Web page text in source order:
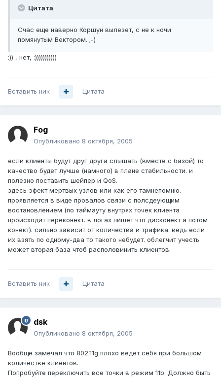
Цитата
Счас еще наверно Коршун вылезет, с не к ночи
помянутым Вектором. ;-)
:)) , нет, :)))))))))))
Вставить ник Цитата
Fog
Опубликовано 8 октября, 2005
если клиенты будут друг друга слышать (вместе с базой) то
качество будет лучше (намного) в плане стабильности. и
полезно поставить шейпер и QoS.
здесь эфект мертвых узлов или как его тамнепомню.
проявляется в виде провалов связи с полсдеующим
востановлением (по таймауту внутрях точек клиента
происходит переконект. в логах пишет что дисконект а потом
конект). сильно зависит от количества и трафика. ведь если
их взять по одному-два то такого небудет. облегчит учесть
может вторая база чтоб располовинить клиентов.
Вставить ник Цитата
dsk
Опубликовано 8 октября, 2005
Вообще замечал что 802.11g плохо ведет себя при большом
количестве клиентов.
Попробуйте переключить все точки в режим 11b. Должно быть